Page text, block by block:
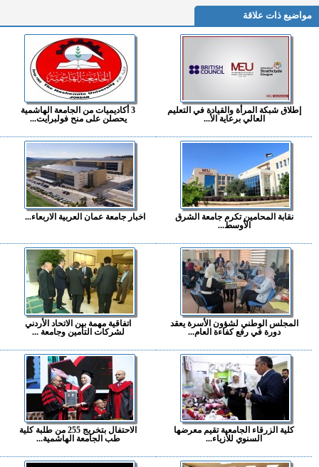
مواضيع ذات علاقة
إطلاق شبكة المرأة والقيادة في التعليم
العالي برعاية الأ...
3 أكاديميات من الجامعة الهاشمية
يحصلن على منح فولبرايت...
نقابة المحامين تكرم جامعة الشرق
الأوسط...
اخبار جامعة عمان العربية الاربعاء...
المجلس الوطني لشؤون الأسرة يعقد
دورة في رفع كفاءة العام...
اتفاقية مهمة بين الاتحاد الأردني
لشركات التأمين وجامعة ...
كلية الزرقاء الجامعية تقيم معرضها
السنوي للأزياء...
الاحتفال بتخريج 255 من طلبة كلية
طب الجامعة الهاشمية...